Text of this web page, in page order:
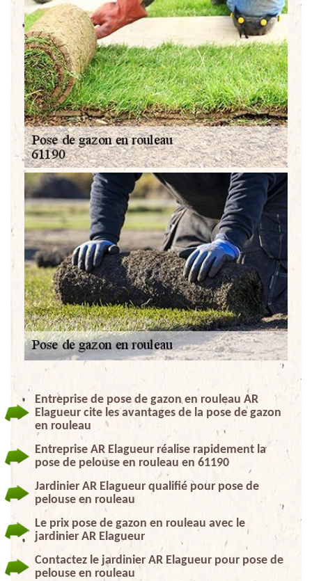
Entreprise de pose de gazon en rouleau AR
Elagueur cite les avantages de la pose de gazon
en rouleau
Entreprise AR Elagueur réalise rapidement la
pose de pelouse en rouleau en 61190
Jardinier AR Elagueur qualifié pour pose de
pelouse en rouleau
Le prix pose de gazon en rouleau avec le
jardinier AR Elagueur
Contactez le jardinier AR Elagueur pour pose de
pelouse en rouleau